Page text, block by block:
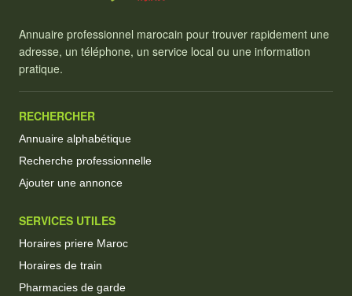
Annuaire professionnel marocain pour trouver rapidement une
adresse, un téléphone, un service local ou une information
pratique.
RECHERCHER
Annuaire alphabétique
Recherche professionnelle
Ajouter une annonce
SERVICES UTILES
Horaires priere Maroc
Horaires de train
Pharmacies de garde